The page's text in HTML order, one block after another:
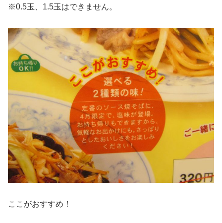
※0.5玉、1.5玉はできません。
ここがおすすめ！